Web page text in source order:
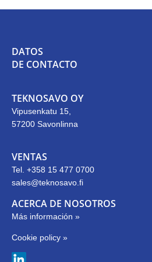
DATOS
DE CONTACTO
TEKNOSAVO OY
Vipusenkatu 15,
57200 Savonlinna
VENTAS
Tel. +358 15 477 0700
sales@teknosavo.fi
ACERCA DE NOSOTROS
Más información »
Cookie policy »